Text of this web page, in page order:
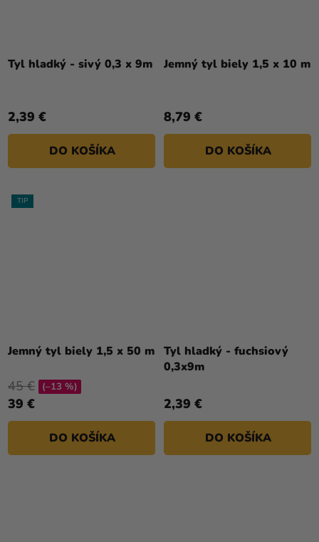
Tyl hladký - sivý 0,3 x 9m
2,39 €
DO KOŠÍKA
Jemný tyl biely 1,5 x 10 m
8,79 €
DO KOŠÍKA
TIP
Jemný tyl biely 1,5 x 50 m
39 €
45 € (–13 %)
DO KOŠÍKA
Tyl hladký - fuchsiový
0,3x9m
2,39 €
DO KOŠÍKA